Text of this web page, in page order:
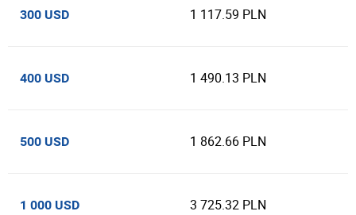
300 USD 1 117.59 PLN
400 USD 1 490.13 PLN
500 USD 1 862.66 PLN
1 000 USD 3 725.32 PLN